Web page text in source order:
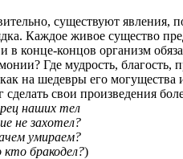
существуют явления,
Каждое живое существо
и в конце-концов организм
Где мудрость, благость,
на шедевры его
сделать свои произведения
наших тел
не захотел?
умираем?
бракодел?)